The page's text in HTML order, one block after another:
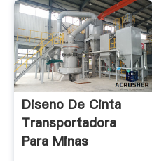
Diseno De Cinta
Transportadora
Para Minas